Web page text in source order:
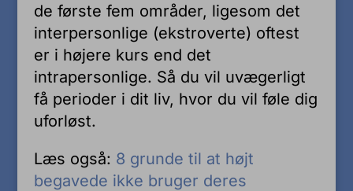
de første fem områder, ligesom det
interpersonlige (ekstroverte) oftest
er i højere kurs end det
intrapersonlige. Så du vil uvægerligt
få perioder i dit liv, hvor du vil føle dig
uforløst.
Læs også: 8 grunde til at højt
begavede ikke bruger deres